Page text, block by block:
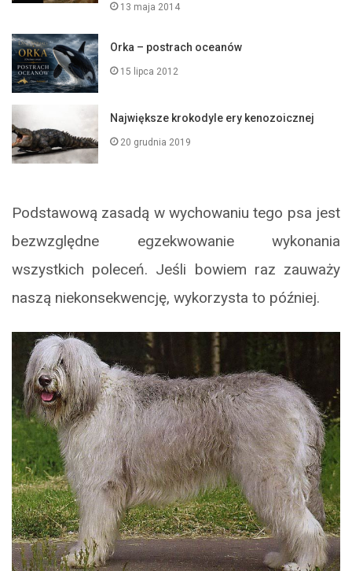
13 maja 2014
Orka – postrach oceanów
15 lipca 2012
Największe krokodyle ery kenozoicznej
20 grudnia 2019
Podstawową zasadą w wychowaniu tego psa jest
bezwzględne egzekwowanie wykonania
wszystkich poleceń. Jeśli bowiem raz zauważy
naszą niekonsekwencję, wykorzysta to później.